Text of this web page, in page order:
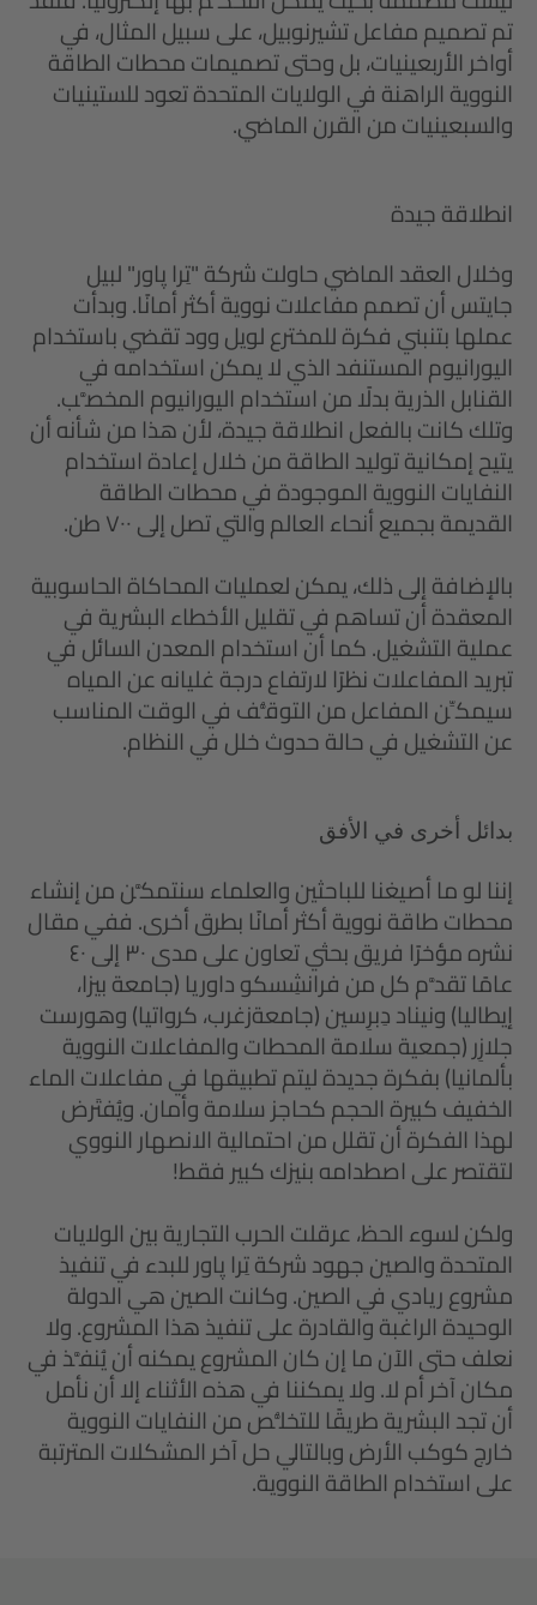
تم تصميم مفاعل تشيرنوبيل، على سبيل المثال، في
أواخر الأربعينيات، بل وحتى تصميمات محطات الطاقة
النووية الراهنة في الولايات المتحدة تعود للستينيات
والسبعينيات من القرن الماضي.
انطلاقة جيدة
وخلال العقد الماضي حاولت شركة "تِرا پاور" لبيل
جايتس أن تصمم مفاعلات نووية أكثر أمانًا. وبدأت
عملها بتنبني فكرة للمخترع لويل وود تقضي باستخدام
اليورانيوم المستنفد الذي لا يمكن استخدامه في
القنابل الذرية بدلًا من استخدام اليورانيوم المخصَّب.
وتلك كانت بالفعل انطلاقة جيدة، لأن هذا من شأنه أن
يتيح إمكانية توليد الطاقة من خلال إعادة استخدام
النفايات النووية الموجودة في محطات الطاقة
القديمة بجميع أنحاء العالم والتي تصل إلى ٧٠٠ طن.
بالإضافة إلى ذلك، يمكن لعمليات المحاكاة الحاسوبية
المعقدة أن تساهم في تقليل الأخطاء البشرية في
عملية التشغيل. كما أن استخدام المعدن السائل في
تبريد المفاعلات نظرًا لارتفاع درجة غليانه عن المياه
سيمكِّن المفاعل من التوقُّف في الوقت المناسب
عن التشغيل في حالة حدوث خلل في النظام.
بدائل أخرى في الأفق
إننا لو ما أصيغنا للباحثين والعلماء سنتمكَّن من إنشاء
محطات طاقة نووية أكثر أمانًا بطرق أخرى. ففي مقال
نشره مؤخرًا فريق بحثي تعاون على مدى ٣٠ إلى ٤٠
عامًا تقدَّم كل من فرانشِسكو داوريا (جامعة بيزا،
إيطاليا) ونيناد دِبرِسين (جامعةزغرب، كرواتيا) وهورست
جلازِر (جمعية سلامة المحطات والمفاعلات النووية
بألمانيا) بفكرة جديدة ليتم تطبيقها في مفاعلات الماء
الخفيف كبيرة الحجم كحاجز سلامة وأمان. ويُفتَرض
لهذا الفكرة أن تقلل من احتمالية الانصهار النووي
لتقتصر على اصطدامه بنيزك كبير فقط!
ولكن لسوء الحظ، عرقلت الحرب التجارية بين الولايات
المتحدة والصين جهود شركة تِرا پاور للبدء في تنفيذ
مشروع ريادي في الصين. وكانت الصين هي الدولة
الوحيدة الراغبة والقادرة على تنفيذ هذا المشروع. ولا
نعلف حتى الآن ما إن كان المشروع يمكنه أن يُنفَّذ في
مكان آخر أم لا. ولا يمكننا في هذه الأثناء إلا أن نأمل
أن تجد البشرية طريقًا للتخلُّص من النفايات النووية
خارج كوكب الأرض وبالتالي حل آخر المشكلات المترتبة
على استخدام الطاقة النووية.